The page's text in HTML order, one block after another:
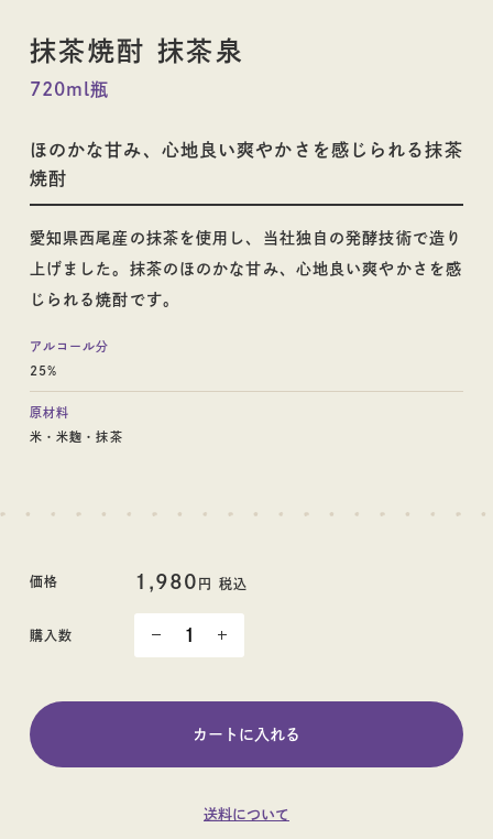
抹茶焼酎 抹茶泉
720ml瓶
ほのかな甘み、心地良い爽やかさを感じられる抹茶
焼酎
愛知県西尾産の抹茶を使用し、当社独自の発酵技術で造り
上げました。抹茶のほのかな甘み、心地良い爽やかさを感
じられる焼酎です。
アルコール分
25%
原材料
米・米麹・抹茶
価格 1,980 円 税込
購入数
送料について
その他蒸留酒 ウイスキー
ギフト